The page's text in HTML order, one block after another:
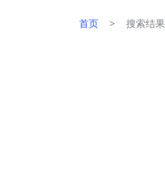
首页 搜索结果